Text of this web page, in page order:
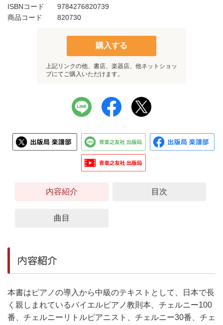
ISBNコード
9784276820739
商品コード
820730
購入する
上記リンクの他、書店、楽器店、他ネットショッ
プにてご購入いただけます。
内容紹介 目次
曲目
内容紹介
本書はピアノの導入から中級のテキストとして、日本で長
く親しまれているバイエルピアノ教則本、チェルニー100
番、チェルニーリトルピアニスト、チェルニー30番、チェ